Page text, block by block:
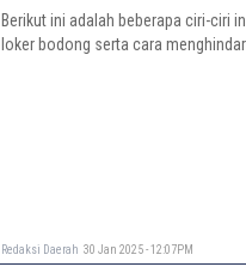
Berikut ini adalah beberapa ciri-ciri
loker bodong serta cara
Redaksi Daerah 30 Jan 2025 - 12:07PM